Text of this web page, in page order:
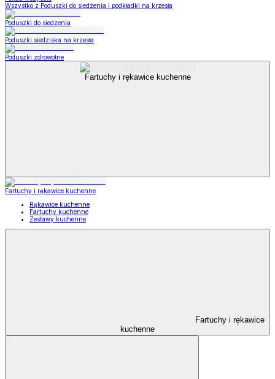
Wszystko z Poduszki do siedzenia i podkładki na krzesła
Poduszki do siedzenia
Poduszki siedziska na krzesła
Poduszki zdrowotne
Fartuchy i rękawice kuchenne
Fartuchy i rękawice kuchenne
Rękawice kuchenne
Fartuchy kuchenne
Zestawy kuchenne
Fartuchy i rękawice
kuchenne